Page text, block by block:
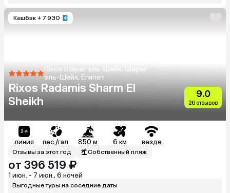
Кешбэк + 7 930
Rixos Шарм-эль-Шейх, Шарм-
эль-Шейх, Египет
Rixos Radamis Sharm El
Sheikh
9.0
26 отзывов
линия пес./гал. 850 м 6 км везде
Отзывы за этот год Собственный пляж
от 396 519 ₽
1 июн. - 7 июн., 6 ночей
Выгодные туры на соседние даты